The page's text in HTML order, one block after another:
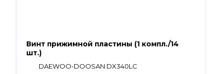
Винт прижимной пластины (1 компл./14
шт.)
DAEWOO-DOOSAN DX340LC